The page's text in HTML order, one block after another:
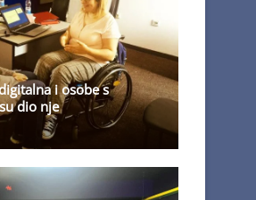
i osobe s
dio nje